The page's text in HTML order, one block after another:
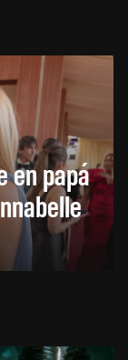
en papá